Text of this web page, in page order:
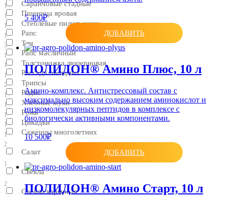
1
Пшеница яровая
1
Рапс
3
Рапс масличный
1
Рассада овощных
2
Редис
1
Рожь
1
Саженцы многолетних
2
Салат
1
Свекла
2
Свекла кормовая
Саранчовые стадные
1
Стеблевые пилильщики
1
Тли
1
Толстоножка люцерновая
1
Трипсы
1
Хлебные жуки
1
Цикадки
1
5 400₽
ДОБАВИТЬ
ПОЛИДОН® Амино Плюс, 10 л
Амино-комплекс. Антистрессовый состав с
максимально высоким содержанием аминокислот и
низкомолекулярных пептидов в комплексе с
биологически активными компонентами.
10 500₽
ДОБАВИТЬ
ПОЛИДОН® Амино Старт, 10 л